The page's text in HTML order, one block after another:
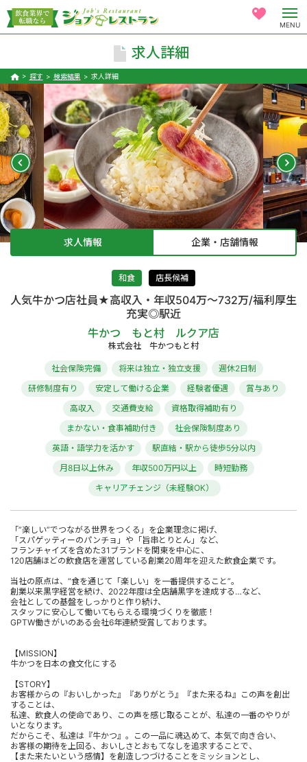
MENU
求人詳細
探す 検索結果 求人詳細
求人情報 企業・店舗情報
和食 店長候補
人気牛かつ店社員★高収入・年収504万～732万/福利厚生
充実◎駅近
牛かつ もと村 ルクア店
株式会社 牛かつもと村
社会保険完備 将来は独立・独立支援
週休2日制
研修制度有り
安定して働ける企業 経験者優遇
賞与あり
高収入
交通費支給
資格取得補助有り
まかない・食事補助付き
社会保険制度あり
英語・語学力を活かす
駅直結・駅から徒歩5分以内
月8日以上休み
年収500万円以上
時短勤務
キャリアチェンジ（未経験OK）
「”楽しい”でつながる世界をつくる」を企業理念に掲げ、
「スパゲッティーのパンチョ」や「旨串とりとん」など、
フランチャイズを含めた31ブランドを関東を中心に、
120店舗ほどの飲食店を運営している創業20周年を迎えた飲食企業です。
当社の原点は、“食を通じて「楽しい」を一番提供すること”。
創業以来黒字経営を続け、2022年度は全店舗黒字を達成する…など、
会社としての基盤をしっかりと作り続け、
スタッフに安心して働いてもらえる環境づくりを徹底！
GPTW働きがいのある会社6年連続受賞しております。
【MISSION】
牛かつを日本の食文化にする
【STORY】
お客様からの『おいしかった』『ありがとう』『また来るね』この声を創出
することは、
私達、飲食人の使命であり、この声を感じ取ることが、私達の一番のやりが
いとなります。
だからこそ、私達は『牛かつ』。この一品に魂込めて、本気で向き合い、
お客様の期待を上回る、おいしさとおもてなしを追求することで、
【また来たいという感情】を創造しつづけることをミッションとし、